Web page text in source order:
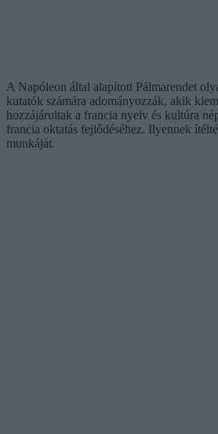
A Napóleon által alapított Pálmarendet
kutatók számára adományozzák, akik
hozzájárultak a francia nyelv és kultúra
francia oktatás fejlődéséhez. Ilyennek
munkáját.